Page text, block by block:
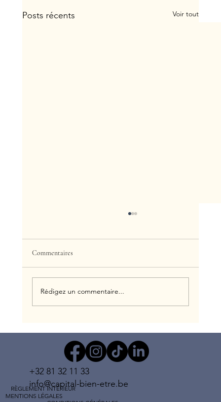
Posts récents Voir tout
MORO
Commentaires
Rédigez un commentaire...
RÈGLEMENT INTÉRIEUR
MENTIONS LÉGALES
+32 81 32 11 33
info@capital-bien-etre.be